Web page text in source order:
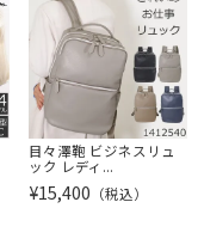
目々澤鞄 ビジネスリュ
ック レディ...
¥15,400 （税込）